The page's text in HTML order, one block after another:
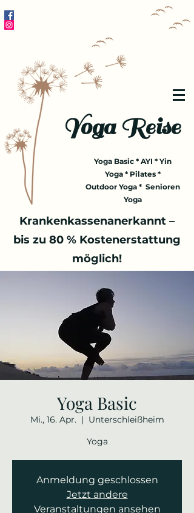
Yoga Reise
Yoga Basic * AYI * Yin
Yoga * Pilates *
Outdoor Yoga * Senioren
Yoga
Krankenkassenanerkannt –
bis zu 80 % Kostenerstattung
möglich!
Yoga Basic
Mi., 16. Apr.
  |
Unterschleißheim
Yoga
Anmeldung geschlossen
Jetzt andere
Veranstaltungen ansehen